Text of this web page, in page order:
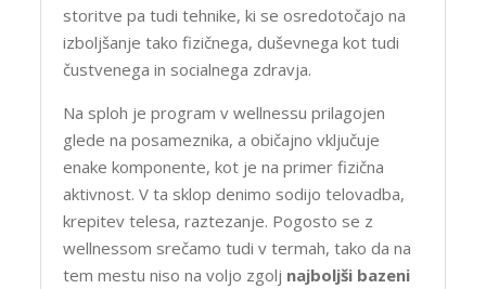
storitve pa tudi tehnike, ki se osredotočajo na
izboljšanje tako fizičnega, duševnega kot tudi
čustvenega in socialnega zdravja.
Na sploh je program v wellnessu prilagojen
glede na posameznika, a običajno vključuje
enake komponente, kot je na primer fizična
aktivnost. V ta sklop denimo sodijo telovadba,
krepitev telesa, raztezanje. Pogosto se z
wellnessom srečamo tudi v termah, tako da na
tem mestu niso na voljo zgolj najboljši bazeni